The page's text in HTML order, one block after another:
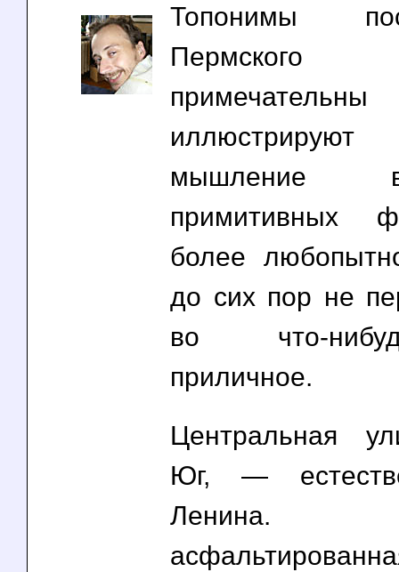
Топонимы
мышление
примитивных
более
до сих пор не
во что-
приличное.
Центральная
Юг, —